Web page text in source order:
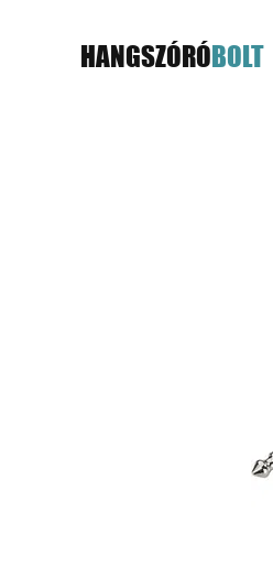
HANGSZÓRÓBOLT